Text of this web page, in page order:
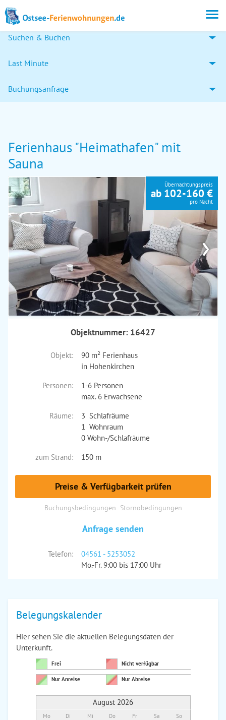
Suchen & Buchen
Last Minute
Buchungsanfrage
Ferienhaus "Heimathafen" mit
Sauna
›
Übernachtungspreis
ab 102-160 €
pro Nacht
Objektnummer: 16427
Objekt:
90 m² Ferienhaus
in Hohenkirchen
Personen:
1-6 Personen
max. 6 Erwachsene
Räume:
3 Schlafräume
1 Wohnraum
0 Wohn-/Schlafräume
zum Strand:
150 m
Preise & Verfügbarkeit prüfen
Buchungsbedingungen Stornobedingungen
Anfrage senden
Telefon:
04561 - 5253052
Mo.-Fr. 9:00 bis 17:00 Uhr
Belegungskalender
Hier sehen Sie die aktuellen Belegungsdaten der
Unterkunft.
Frei Nicht verfügbar
Nur Anreise Nur Abreise
August 2026
Mo Di Mi Do Fr Sa So